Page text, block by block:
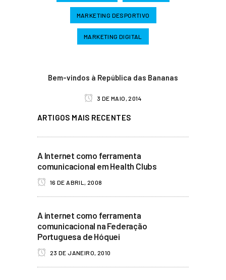
MARKETING DESPORTIVO
MARKETING DIGITAL
Bem-vindos à República das Bananas
3 DE MAIO, 2014
ARTIGOS MAIS RECENTES
A Internet como ferramenta
comunicacional em Health Clubs
16 DE ABRIL, 2008
A internet como ferramenta
comunicacional na Federação
Portuguesa de Hóquei
23 DE JANEIRO, 2010